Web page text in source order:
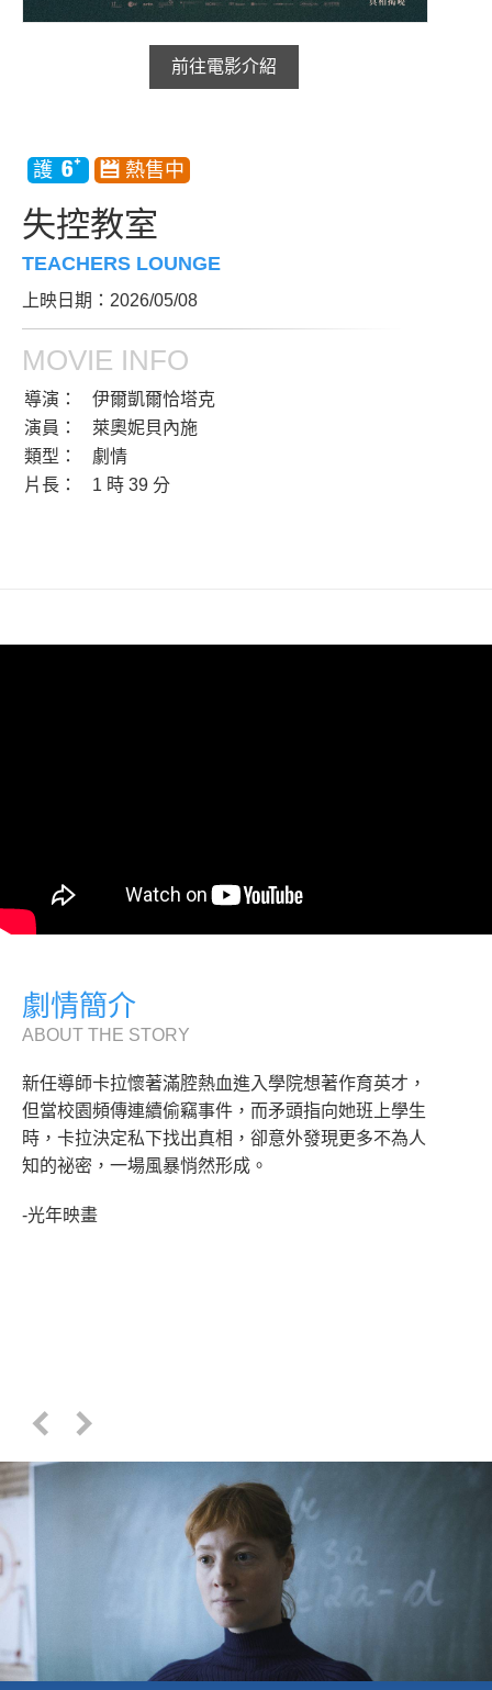
前往電影介紹
失控教室
TEACHERS LOUNGE
上映日期：2026/05/08
MOVIE INFO
導演：
伊爾凱爾恰塔克
演員：
萊奧妮貝內施
類型：
劇情
片長：
1 時 39 分
劇情簡介
ABOUT THE STORY
新任導師卡拉懷著滿腔熱血進入學院想著作育英才，
但當校園頻傳連續偷竊事件，而矛頭指向她班上學生
時，卡拉決定私下找出真相，卻意外發現更多不為人
知的祕密，一場風暴悄然形成。
-光年映畫
商家介紹
加入iShow
會員Q&A